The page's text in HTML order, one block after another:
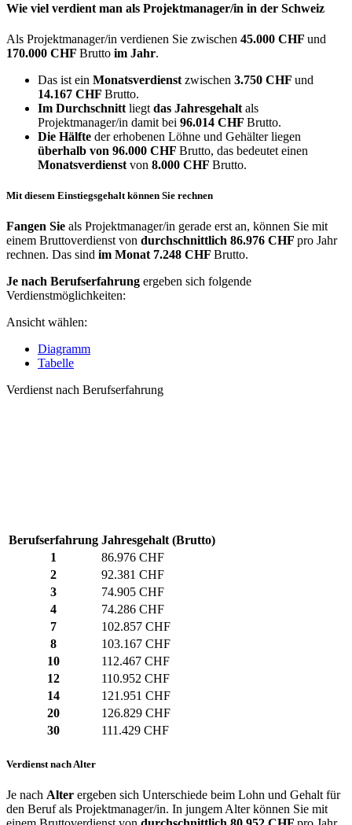
Wie viel verdient man als Projektmanager/in in der Schweiz
Als Projektmanager/in verdienen Sie zwischen 45.000 CHF und
170.000 CHF Brutto im Jahr.
Das ist ein Monatsverdienst zwischen 3.750 CHF und
14.167 CHF Brutto.
Im Durchschnitt liegt das Jahresgehalt als
Projektmanager/in damit bei 96.014 CHF Brutto.
Die Hälfte der erhobenen Löhne und Gehälter liegen
überhalb von 96.000 CHF Brutto, das bedeutet einen
Monatsverdienst von 8.000 CHF Brutto.
Mit diesem Einstiegsgehalt können Sie rechnen
Fangen Sie als Projektmanager/in gerade erst an, können Sie mit
einem Bruttoverdienst von durchschnittlich 86.976 CHF pro Jahr
rechnen. Das sind im Monat 7.248 CHF Brutto.
Je nach Berufserfahrung ergeben sich folgende
Verdienstmöglichkeiten:
Ansicht wählen:
Diagramm
Tabelle
Verdienst nach Berufserfahrung
Berufserfahrung Jahresgehalt (Brutto)
1
86.976 CHF
2
92.381 CHF
3
74.905 CHF
4
74.286 CHF
7
102.857 CHF
8
103.167 CHF
10
112.467 CHF
12
110.952 CHF
14
121.951 CHF
20
126.829 CHF
30
111.429 CHF
Verdienst nach Alter
Je nach Alter ergeben sich Unterschiede beim Lohn und Gehalt für
den Beruf als Projektmanager/in. In jungem Alter können Sie mit